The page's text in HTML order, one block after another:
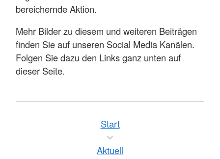
bereichernde Aktion.
Mehr Bilder zu diesem und weiteren Beiträgen
finden Sie auf unseren Social Media Kanälen.
Folgen Sie dazu den Links ganz unten auf
dieser Seite.
Start
Aktuell